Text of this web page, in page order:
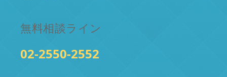
無料相談ライン
02-2550-2552